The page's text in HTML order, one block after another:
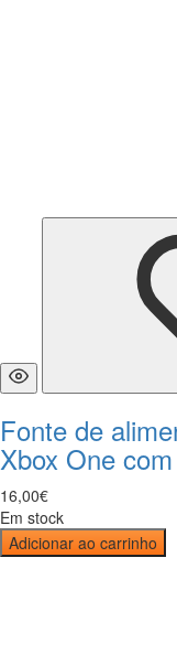
Fonte de
Xbox One
16,00€
Em stock
Adicionar ao carrinho